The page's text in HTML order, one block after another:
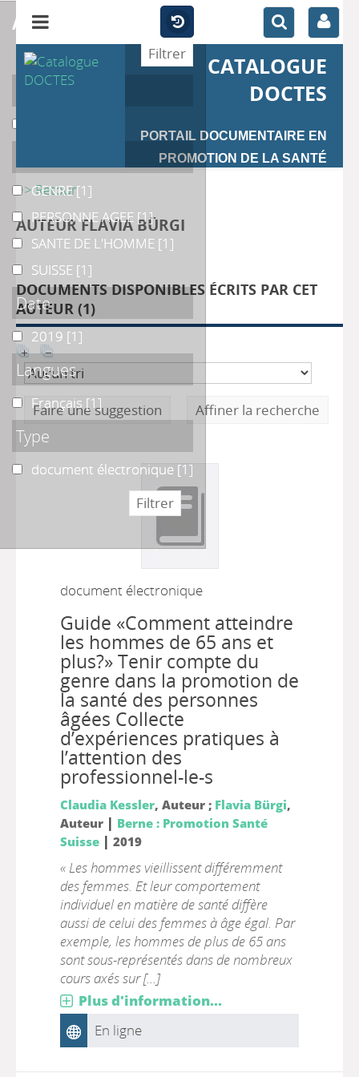
CATALOGUE
DOCTES
PORTAIL DOCUMENTAIRE EN
PROMOTION DE LA SANTÉ
>> Retour
AUTEUR FLAVIA BÜRGI
DOCUMENTS DISPONIBLES ÉCRITS PAR CET
AUTEUR (1)
Faire une suggestion Affiner la recherche
document électronique
Guide «Comment atteindre
les hommes de 65 ans et
plus?» Tenir compte du
genre dans la promotion de
la santé des personnes
âgées Collecte
d’expériences pratiques à
l’attention des
professionnel-le-s
Claudia Kessler, Auteur ; Flavia Bürgi,
Auteur | Berne : Promotion Santé
Suisse| 2019
« Les hommes vieillissent différemment
des femmes. Et leur comportement
individuel en matière de santé diffère
aussi de celui des femmes à âge égal. Par
exemple, les hommes de plus de 65 ans
sont sous-représentés dans de nombreux
cours axés sur [...]
Plus d'information...
En ligne
affiner
Auteur
Kessler
GENREGENRE[1]
PERSONNE AGEE
PERSONNE AGEE [1]
SANTE DE L'HOMME
SANTE DE L'HOMME [1]
SUISSESUISSE [1]
Date
20192019 [1]
Langues
Français
Français [1]
Type
document électronique
document électronique [1]